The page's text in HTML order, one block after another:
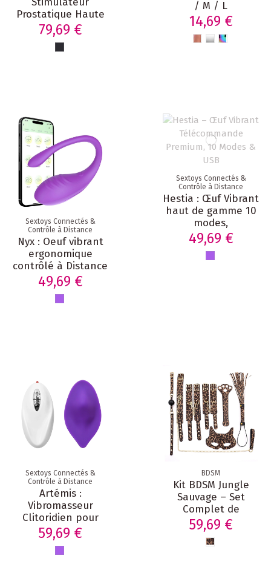
Prostatique Haute
Qualité à 12 Modes
de Vibration avec
Télécommande
79,69 €
/ M / L
14,69 €
Sextoys Connectés &
Contrôle à Distance
Nyx : Oeuf vibrant
ergonomique
contrôlé à Distance
via une application
49,69 €
Sextoys Connectés &
Contrôle à Distance
Hestia : Œuf Vibrant
haut de gamme 10
modes,
télécommande et
chargeur USB
49,69 €
Sextoys Connectés &
Contrôle à Distance
Artémis :
Vibromasseur
Clitoridien pour
culotte 9 modes de
vibrations avec
télécommande
59,69 €
BDSM
Kit BDSM Jungle
Sauvage – Set
Complet de
Restriction &
Domination en Cuir
Léopard
59,69 €